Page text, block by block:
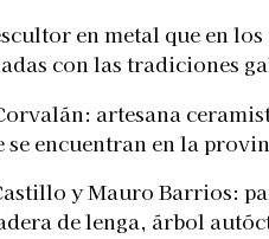
en metal que en
con las tradiciones
artesana
encuentran en la
y Mauro Barrios:
de lenga, árbol